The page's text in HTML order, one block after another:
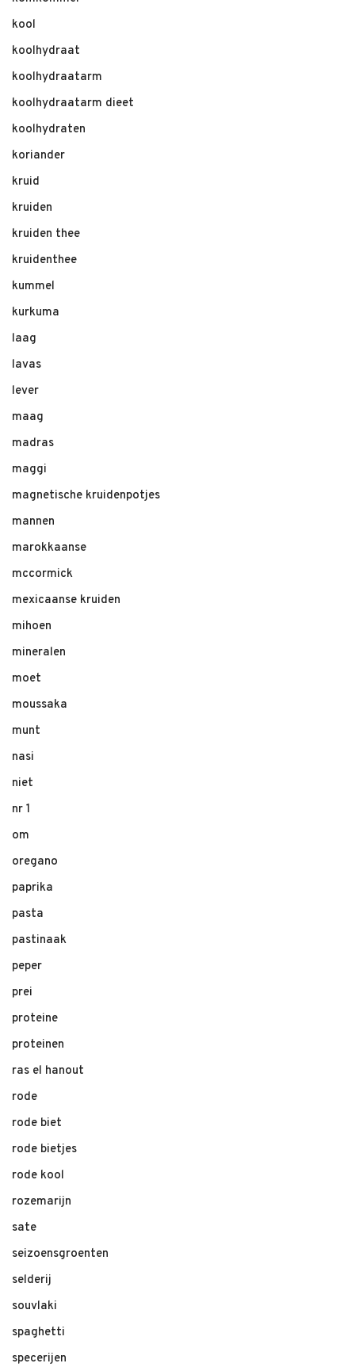
kool
koolhydraat
koolhydraatarm
koolhydraatarm dieet
koolhydraten
koriander
kruid
kruiden
kruiden thee
kruidenthee
kummel
kurkuma
laag
lavas
lever
maag
madras
maggi
magnetische kruidenpotjes
mannen
marokkaanse
mccormick
mexicaanse kruiden
mihoen
mineralen
moet
moussaka
munt
nasi
niet
nr 1
om
oregano
paprika
pasta
pastinaak
peper
prei
proteine
proteinen
ras el hanout
rode
rode biet
rode bietjes
rode kool
rozemarijn
sate
seizoensgroenten
selderij
souvlaki
spaghetti
specerijen